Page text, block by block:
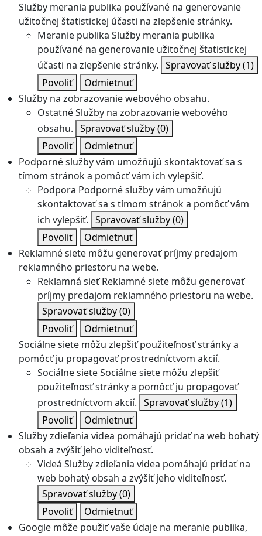
Služby merania publika používané na generovanie
užitočnej štatistickej účasti na zlepšenie stránky.
Meranie publika Služby merania publika
používané na generovanie užitočnej štatistickej
účasti na zlepšenie stránky. Spravovať služby(1)
Povoliť
Odmietnuť
Služby na zobrazovanie webového obsahu.
OstatnéSlužby na zobrazovanie webového
obsahu. Spravovať služby(0)
Povoliť
Odmietnuť
Podporné služby vám umožňujú skontaktovať sa s
tímom stránok a pomôcť vám ich vylepšiť.
Podpora Podporné služby vám umožňujú
skontaktovať sa s tímom stránok a pomôcť vám
ich vylepšiť. Spravovať služby(0)
Povoliť
Odmietnuť
Reklamné siete môžu generovať príjmy predajom
reklamného priestoru na webe.
Reklamná sieť Reklamné siete môžu generovať
príjmy predajom reklamného priestoru na webe.
Spravovať služby(0)
Povoliť
Odmietnuť
Sociálne siete môžu zlepšiť použiteľnosť stránky a
pomôcť ju propagovať prostredníctvom akcií.
Sociálne sieteSociálne siete môžu zlepšiť
použiteľnosť stránky a pomôcť ju propagovať
prostredníctvom akcií. Spravovať služby(1)
Povoliť
Odmietnuť
Služby zdieľania videa pomáhajú pridať na web bohatý
obsah a zvýšiť jeho viditeľnosť.
Videá Služby zdieľania videa pomáhajú pridať na
web bohatý obsah a zvýšiť jeho viditeľnosť.
Spravovať služby(0)
Povoliť
Odmietnuť
Google môže použiť vaše údaje na meranie publika,